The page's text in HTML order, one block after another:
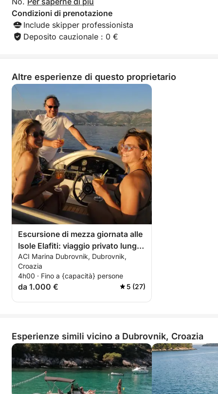
Condizioni di prenotazione
Include skipper professionista
Deposito cauzionale : 0 €
Altre esperienze di questo proprietario
Escursione di mezza giornata alle
Isole Elafiti: viaggio privato lungo
la costa.
ACI Marina Dubrovnik, Dubrovnik,
Croazia
4h00 · Fino a {capacità} persone
da 1.000 € 5 (27)
Esperienze simili vicino a Dubrovnik, Croazia